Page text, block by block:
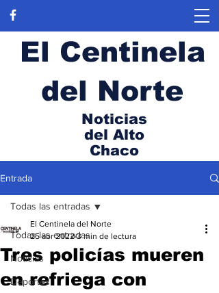
El Centinela
del Norte
Noticias
del Alto
Chaco
Entrada
Todas las entradas
Noticias
Deportes
Todas las entradas
Tres policías mueren
en refriega con
El Centinela del Norte
25 abr 2022 3 min de lectura